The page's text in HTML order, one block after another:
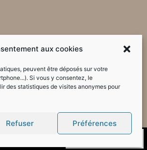
aux cookies
peuvent être déposés sur votre
Si vous y consentez, le
des statistiques de visites anonymes pour
Refuser Préférences